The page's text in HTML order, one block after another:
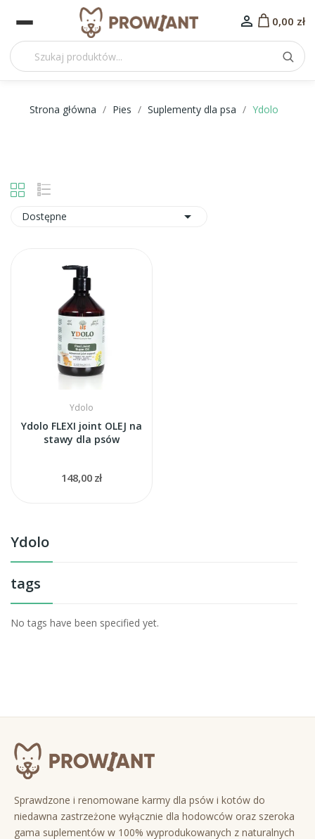
 0,00 zł
Strona główna Pies Suplementy dla psa Ydolo
Ydolo
tags
No tags have been specified yet.
Dostępne 
Ydolo
Ydolo FLEXI joint OLEJ na
stawy dla psów
148,00 zł
Sprawdzone i renomowane karmy dla psów i kotów do
niedawna zastrzeżone wyłącznie dla hodowców oraz szeroka
gama suplementów w 100% wyprodukowanych z naturalnych